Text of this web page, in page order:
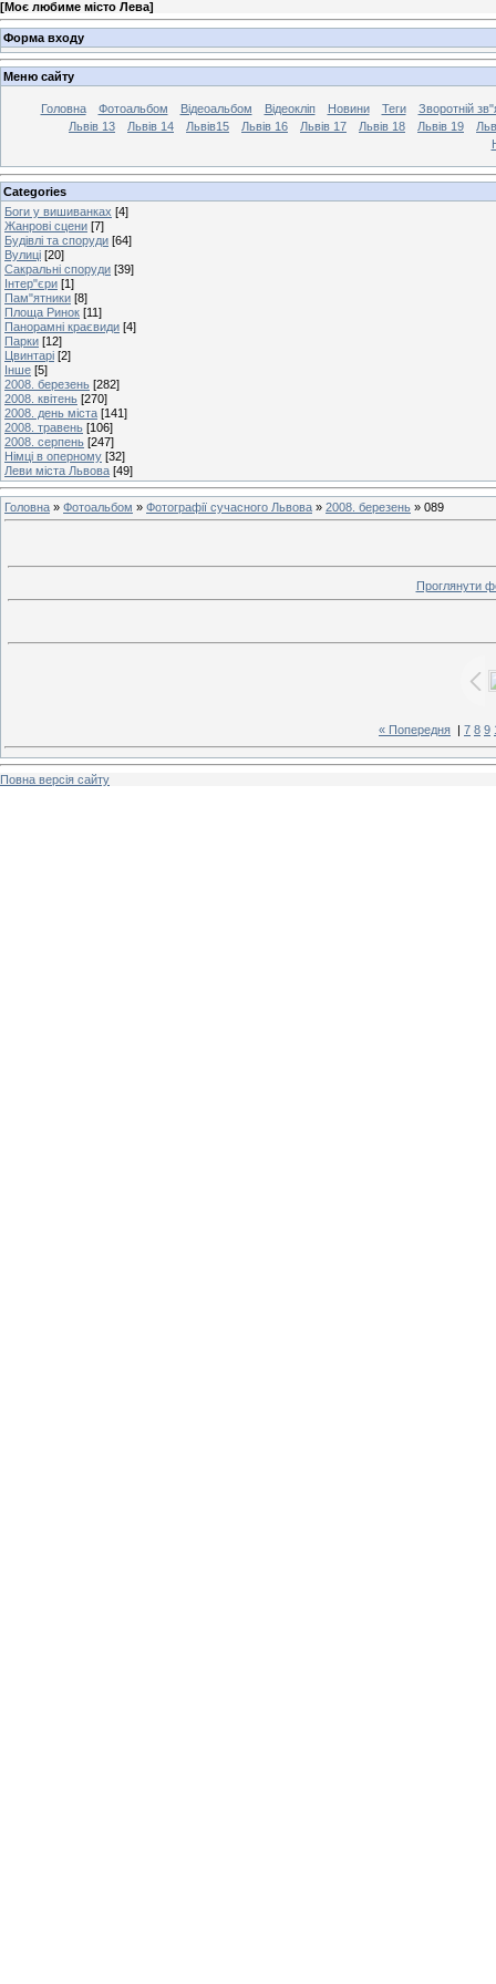
[Моє любиме місто Лева]
Форма входу
Меню сайту
Головна Фотоальбом Відеоальбом Відеокліп Новини Теги
Зворотній
Львів 13
Львів 14 Львів15 Львів 16 Львів 17 Львів 18 Львів 19
Categories
Боги у вишиванках [4]
Жанрові сцени [7]
Будівлі та споруди [64]
Вулиці [20]
Сакральні споруди [39]
Інтер"єри [1]
Пам"ятники [8]
Площа Ринок [11]
Панорамні краєвиди [4]
Парки [12]
Цвинтарі [2]
Інше [5]
2008. березень [282]
2008. квітень [270]
2008. день міста [141]
2008. травень [106]
2008. серпень [247]
Німці в оперному [32]
Леви міста Львова [49]
Головна » Фотоальбом » Фотографії сучасного Львова » 2008. березень » 089
Проглянути
« Попередня 7 8 9
Повна версія сайту